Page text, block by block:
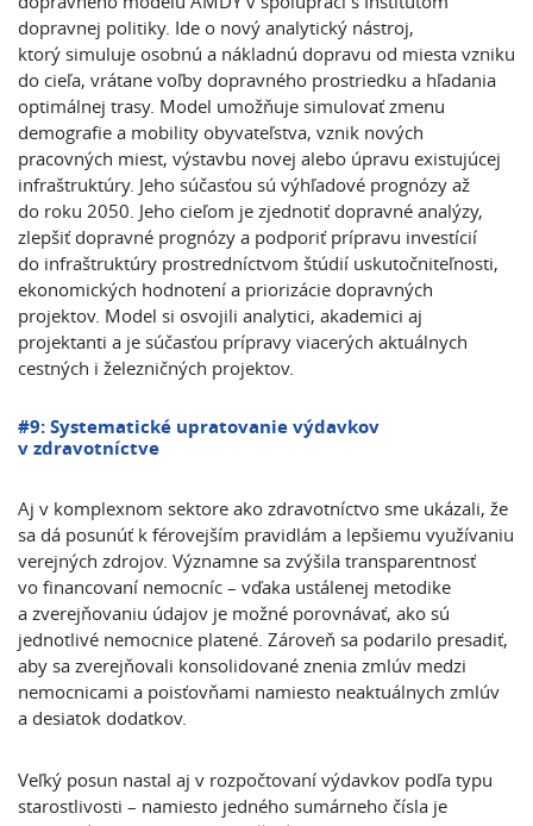
dopravnej politiky. Ide o nový analytický nástroj,
ktorý simuluje osobnú a nákladnú dopravu od miesta vzniku
do cieľa, vrátane voľby dopravného prostriedku a hľadania
optimálnej trasy. Model umožňuje simulovať zmenu
demografie a mobility obyvateľstva, vznik nových
pracovných miest, výstavbu novej alebo úpravu existujúcej
infraštruktúry. Jeho súčasťou sú výhľadové prognózy až
do roku 2050. Jeho cieľom je zjednotiť dopravné analýzy,
zlepšiť dopravné prognózy a podporiť prípravu investícií
do infraštruktúry prostredníctvom štúdií uskutočniteľnosti,
ekonomických hodnotení a priorizácie dopravných
projektov. Model si osvojili analytici, akademici aj
projektanti a je súčasťou prípravy viacerých aktuálnych
cestných i železničných projektov.
#9: Systematické upratovanie výdavkov
v zdravotníctve
Aj v komplexnom sektore ako zdravotníctvo sme ukázali, že
sa dá posunúť k férovejším pravidlám a lepšiemu využívaniu
verejných zdrojov. Významne sa zvýšila transparentnosť
vo financovaní nemocníc – vďaka ustálenej metodike
a zverejňovaniu údajov je možné porovnávať, ako sú
jednotlivé nemocnice platené. Zároveň sa podarilo presadiť,
aby sa zverejňovali konsolidované znenia zmlúv medzi
nemocnicami a poisťovňami namiesto neaktuálnych zmlúv
a desiatok dodatkov.
Veľký posun nastal aj v rozpočtovaní výdavkov podľa typu
starostlivosti – namiesto jedného sumárneho čísla je